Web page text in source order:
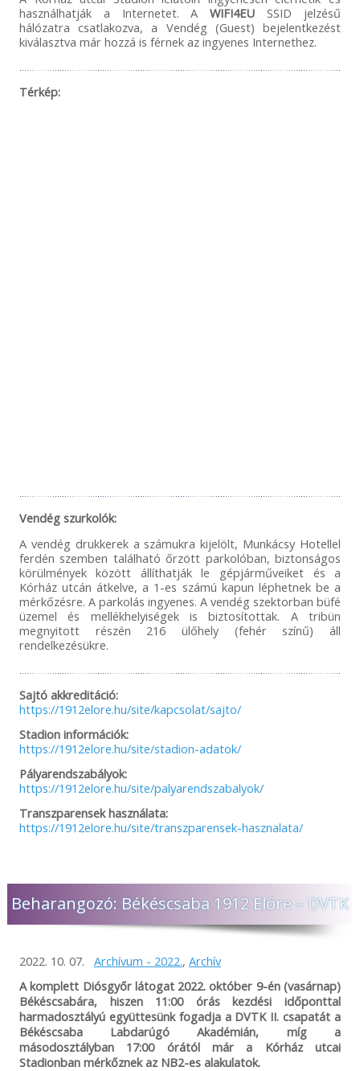
használhatják a Internetet. AWIFI4EU SSID jelzésű
hálózatra csatlakozva, a Vendég (Guest) bejelentkezést
kiválasztva már hozzá is férnek az ingyenes Internethez.
Térkép:
Vendég szurkolók:
A vendég drukkerek a számukra kijelölt, Munkácsy Hotellel
ferdén szemben található őrzött parkolóban, biztonságos
körülmények között állíthatják le gépjárműveiket és a
Kórház utcán átkelve, a 1-es számú kapun léphetnek be a
mérkőzésre. A parkolás ingyenes. A vendég szektorban büfé
üzemel és mellékhelyiségek is biztosítottak. A tribün
megnyitott részén 216 ülőhely (fehér színű) áll
rendelkezésükre.
Sajtó akkreditáció:
https://1912elore.hu/site/kapcsolat/sajto/
Stadion információk:
https://1912elore.hu/site/stadion-adatok/
Pályarendszabályok:
https://1912elore.hu/site/palyarendszabalyok/
Transzparensek használata:
https://1912elore.hu/site/transzparensek-hasznalata/
Beharangozó: Békéscsaba 1912 Előre – DVTK
2022. 10. 07. Archívum - 2022., Archív
A komplett Diósgyőr látogat 2022. október 9-én (vasárnap)
Békéscsabára, hiszen 11:00 órás kezdési időponttal
harmadosztályú együttesünk fogadja a DVTK II. csapatát a
Békéscsaba Labdarúgó Akadémián, míg a
másodosztályban 17:00 órától már a Kórház utcai
Stadionban mérkőznek az NB2-es alakulatok.